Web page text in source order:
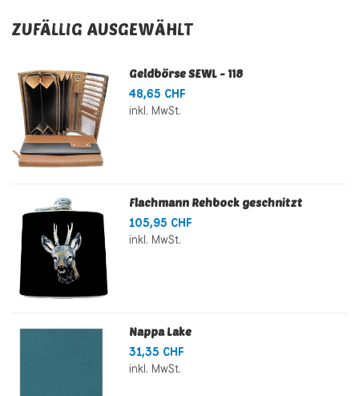
ZUFÄLLIG AUSGEWÄHLT
Geldbörse SEWL - 118
48,65 CHF
inkl. MwSt.
Flachmann Rehbock geschnitzt
105,95 CHF
inkl. MwSt.
Nappa Lake
31,35 CHF
inkl. MwSt.